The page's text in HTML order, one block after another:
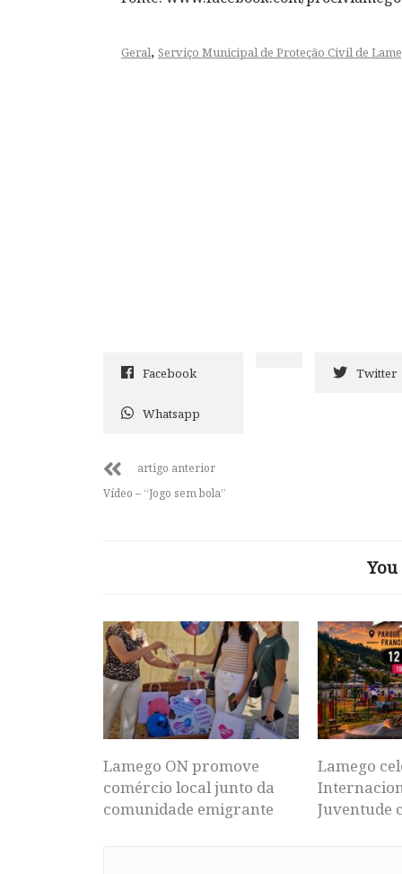
Geral, Serviço Municipal de Proteção Civil de
Facebook Twitter
Whatsapp
artigo anterior
Vídeo – “Jogo sem bola”
Lamego ON promove
comércio local junto da
comunidade emigrante
Lamego
Juventude